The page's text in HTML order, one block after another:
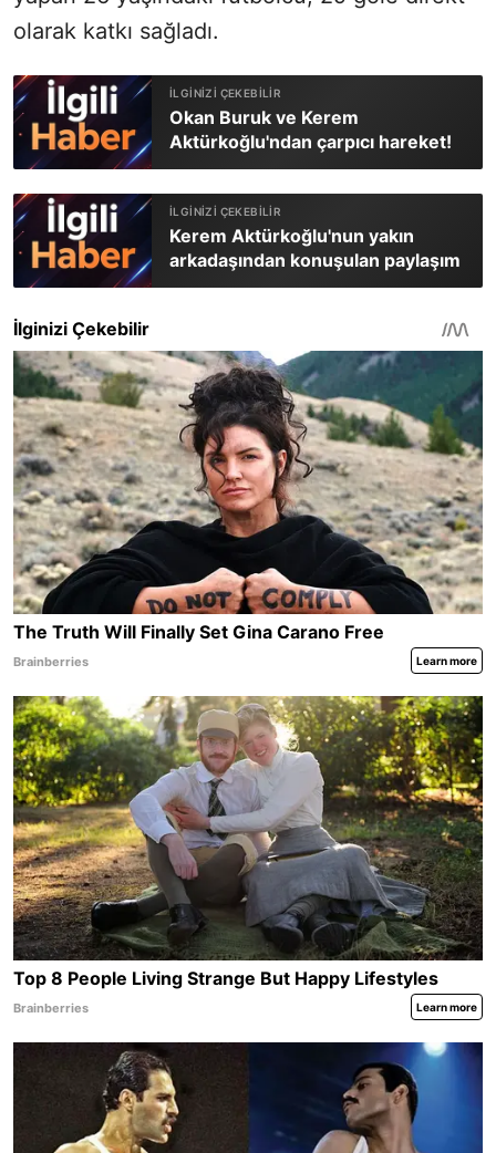
olarak katkı sağladı.
Okan Buruk ve Kerem
Aktürkoğlu'ndan çarpıcı hareket!
Kerem Aktürkoğlu'nun yakın
arkadaşından konuşulan paylaşım